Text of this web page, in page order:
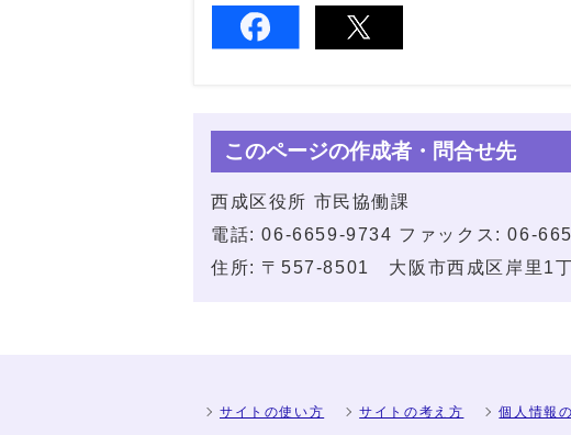
このページの作成者・問合せ先
西成区役所 市民協働課
電話: 06-6659-9734 ファックス: 06-
住所: 〒557-8501 大阪市西成区岸里1
サイトの使い方 サイトの考え方 個人情報